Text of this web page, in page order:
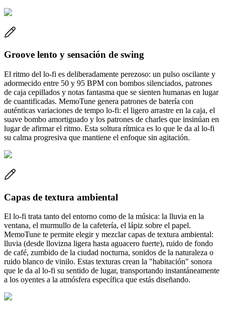
Groove lento y sensación de swing
El ritmo del lo-fi es deliberadamente perezoso: un pulso oscilante y
adormecido entre 50 y 95 BPM con bombos silenciados, patrones
de caja cepillados y notas fantasma que se sienten humanas en lugar
de cuantificadas. MemoTune genera patrones de batería con
auténticas variaciones de tempo lo-fi: el ligero arrastre en la caja, el
suave bombo amortiguado y los patrones de charles que insinúan en
lugar de afirmar el ritmo. Esta soltura rítmica es lo que le da al lo-fi
su calma progresiva que mantiene el enfoque sin agitación.
Capas de textura ambiental
El lo-fi trata tanto del entorno como de la música: la lluvia en la
ventana, el murmullo de la cafetería, el lápiz sobre el papel.
MemoTune te permite elegir y mezclar capas de textura ambiental:
lluvia (desde llovizna ligera hasta aguacero fuerte), ruido de fondo
de café, zumbido de la ciudad nocturna, sonidos de la naturaleza o
ruido blanco de vinilo. Estas texturas crean la "habitación" sonora
que le da al lo-fi su sentido de lugar, transportando instantáneamente
a los oyentes a la atmósfera específica que estás diseñando.